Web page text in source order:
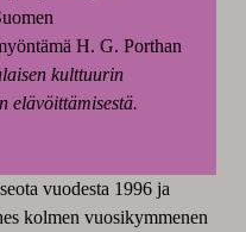
H. G. Porthan
kulttuurin
elävöittämisestä.
vuodesta 1996 ja
kolmen vuosikymmenen